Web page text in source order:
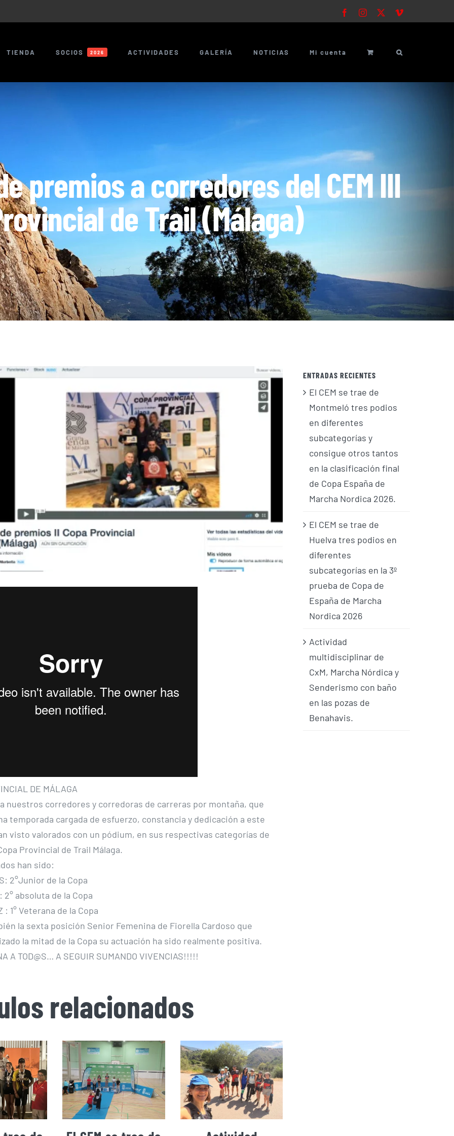
FacebookInstagram Vimeo
TIENDA SOCIOS 2026 ACTIVIDADES GALERÍA NOTICIAS Mi cuenta
premios a corredores del CEM III
de Trail (Málaga)
DE MÁLAGA
nuestros corredores y corredoras de carreras por montaña, que
temporada cargada de esfuerzo, constancia y dedicación a este
visto valorados con un pódium, en sus respectivas categorías de
Provincial de Trail Málaga.
han sido:
2°Junior de la Copa
2° absoluta de la Copa
: 1° Veterana de la Copa
la sexta posición Senior Femenina de Fiorella Cardoso que
la mitad de la Copa su actuación ha sido realmente positiva.
A TOD@S… A SEGUIR SUMANDO VIVENCIAS!!!!!
relacionados
ENTRADAS RECIENTES
El CEM se trae de
Montmeló tres podios
en diferentes
subcategorías y
consigue otros tantos
en la clasificación final
de Copa España de
Marcha Nordica 2026.
El CEM se trae de
Huelva tres podios en
diferentes
subcategorías en la 3º
prueba de Copa de
España de Marcha
Nordica 2026
Actividad
multidisciplinar de
CxM, Marcha Nórdica y
Senderismo con baño
en las pozas de
Benahavis.